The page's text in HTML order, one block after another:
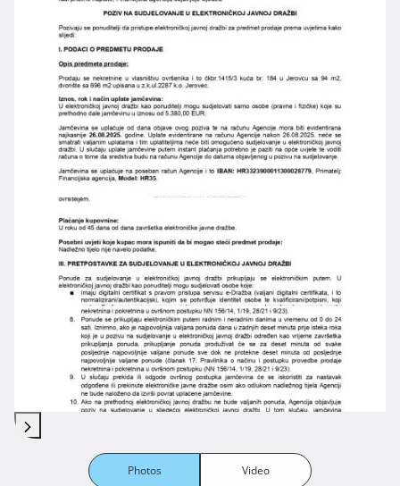
Photos Video